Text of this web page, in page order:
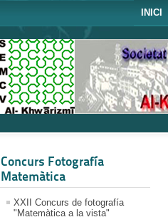
INICI
Concurs Fotografía
Matemàtica
XXII Concurs de fotografía
"Matemàtica a la vista"